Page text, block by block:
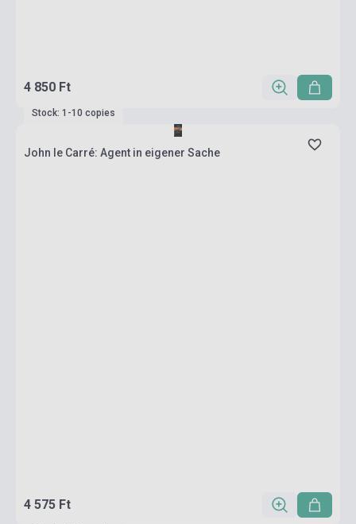
4 850 Ft
Stock: 1-10 copies
John le Carré: Agent in eigener Sache
4 575 Ft